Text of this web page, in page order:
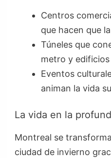
Centros
que hacen que
Túneles que
metro y
Eventos
animan la vida
La vida en la
Montreal se
ciudad de invierno